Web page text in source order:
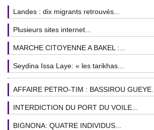
Landes : dix migrants retrouvés...
Plusieurs sites internet...
MARCHE CITOYENNE A BAKEL :...
Seydina Issa Laye: « les tarikhas...
AFFAIRE PETRO-TIM : BASSIROU GUEYE...
INTERDICTION DU PORT DU VOILE...
BIGNONA: QUATRE INDIVIDUS...